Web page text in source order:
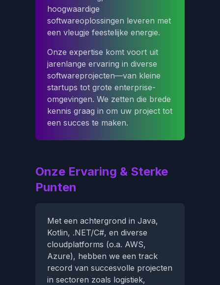
hoogwaardige
softwareoplossingen leveren met
een vleugje feestelijke energie.
Onze expertise komt voort uit
jarenlange ervaring in diverse
softwareprojecten—van kleine
startups tot grote enterprise-
omgevingen. We zetten die brede
kennis graag in om uw project tot
een succes te maken.
Onze Ervaring & Sterke
Punten
Met een achtergrond in Java,
Kotlin, .NET/C#, en diverse
cloudplatforms (o.a. AWS,
Azure), hebben we een track
record van succesvolle projecten
in sectoren zoals logistiek,